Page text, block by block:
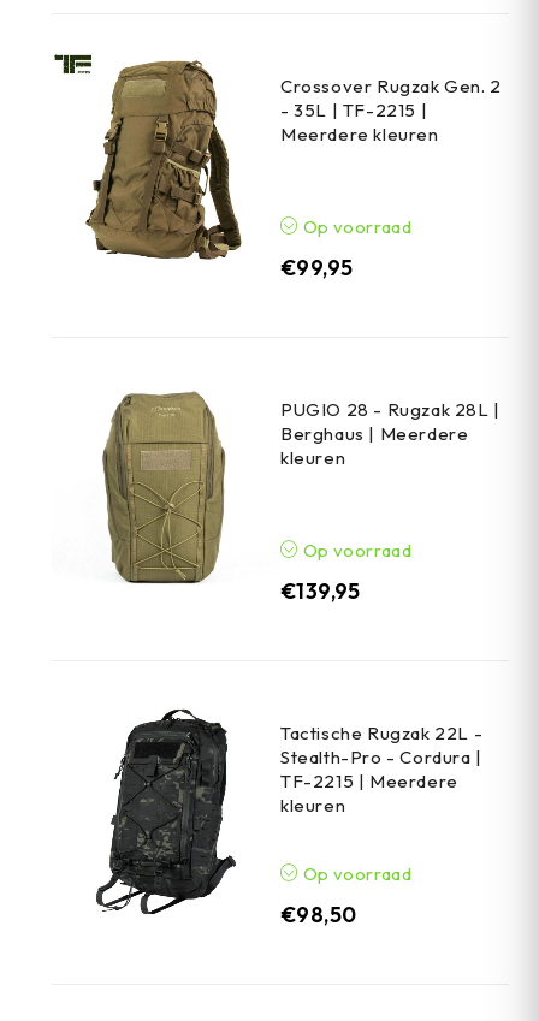
Crossover Rugzak Gen. 2
- 35L | TF-2215 |
Meerdere kleuren
Op voorraad
€99,95
PUGIO 28 - Rugzak 28L |
Berghaus | Meerdere
kleuren
Op voorraad
€139,95
Tactische Rugzak 22L -
Stealth-Pro - Cordura |
TF-2215 | Meerdere
kleuren
Op voorraad
€98,50